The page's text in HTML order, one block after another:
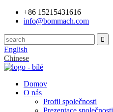
+86 15215431616
info@bommach.com
English
Chinese
Domov
O nás
Profil společnosti
Prezentace společnosti